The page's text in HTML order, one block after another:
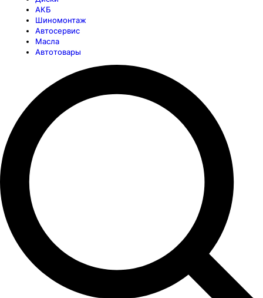
АКБ
Шиномонтаж
Автосервис
Масла
Автотовары